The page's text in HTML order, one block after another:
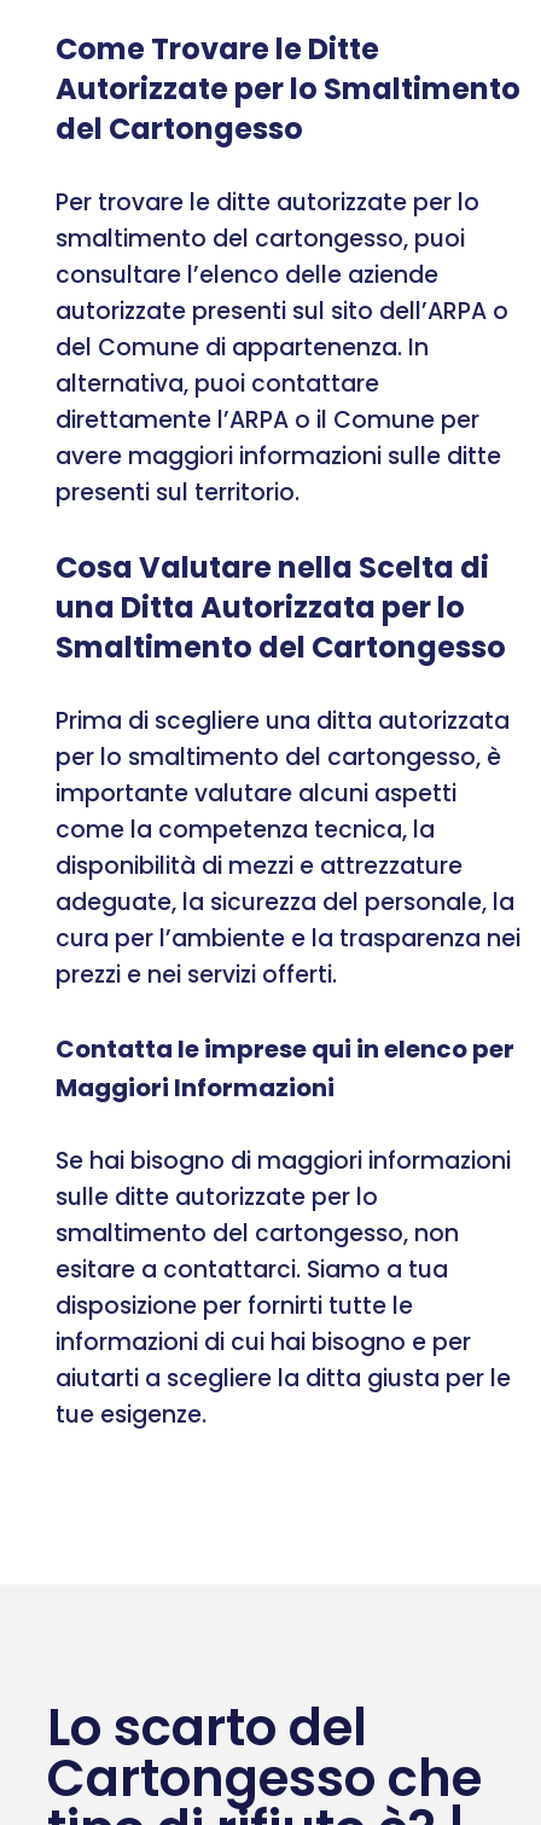
Come Trovare le Ditte
Autorizzate per lo Smaltimento
del Cartongesso
Per trovare le ditte autorizzate per lo
smaltimento del cartongesso, puoi
consultare l’elenco delle aziende
autorizzate presenti sul sito dell’ARPA o
del Comune di appartenenza. In
alternativa, puoi contattare
direttamente l’ARPA o il Comune per
avere maggiori informazioni sulle ditte
presenti sul territorio.
Cosa Valutare nella Scelta di
una Ditta Autorizzata per lo
Smaltimento del Cartongesso
Prima di scegliere una ditta autorizzata
per lo smaltimento del cartongesso, è
importante valutare alcuni aspetti
come la competenza tecnica, la
disponibilità di mezzi e attrezzature
adeguate, la sicurezza del personale, la
cura per l’ambiente e la trasparenza nei
prezzi e nei servizi offerti.
Contatta le imprese qui in elenco per
Maggiori Informazioni
Se hai bisogno di maggiori informazioni
sulle ditte autorizzate per lo
smaltimento del cartongesso, non
esitare a contattarci. Siamo a tua
disposizione per fornirti tutte le
informazioni di cui hai bisogno e per
aiutarti a scegliere la ditta giusta per le
tue esigenze.
Lo scarto del
Cartongesso che